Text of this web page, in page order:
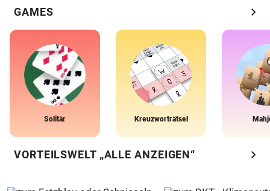
GAMES chevron_right
Solitär Kreuzworträtsel
VORTEILSWELT „ALLE ANZEIGEN“ chevron_right